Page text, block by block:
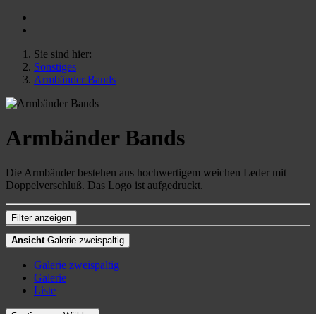
Sie sind hier:
Sonstiges
Armbänder Bands
Armbänder Bands
Die Armbänder bestehen aus hochwertigem weichen Leder mit
Doppelverschluß. Das Logo ist aufgedruckt.
Filter anzeigen
Ansicht Galerie zweispaltig
Galerie zweispaltig
Galerie
Liste